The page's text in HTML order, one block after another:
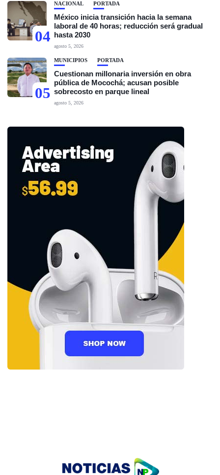
04
NACIONAL PORTADA
México inicia transición hacia la semana
laboral de 40 horas; reducción será gradual
hasta 2030
agosto 5, 2026
05
MUNICIPIOS PORTADA
Cuestionan millonaria inversión en obra
pública de Mocochá; acusan posible
sobrecosto en parque lineal
agosto 5, 2026